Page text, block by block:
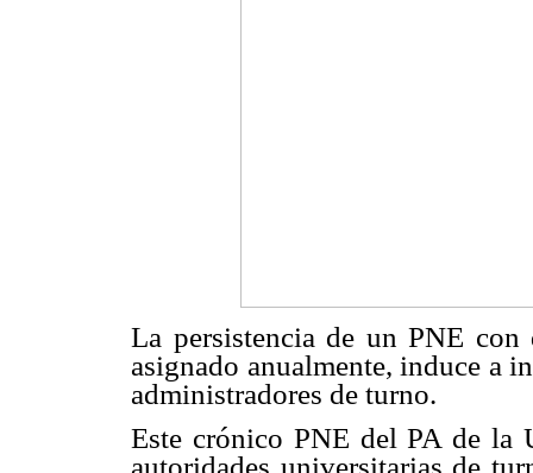
La persistencia de un PNE con
asignado anualmente, induce a
administradores de turno.
Este crónico PNE del PA de la